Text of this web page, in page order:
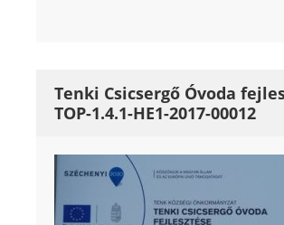
Tenki Csicsergő Óvoda
TOP-1.4.1-HE1-2017-00012